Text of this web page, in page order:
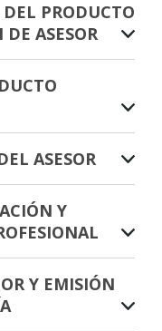
PRODUCTO
ASESOR
ASESOR
Y
Y EMISIÓN